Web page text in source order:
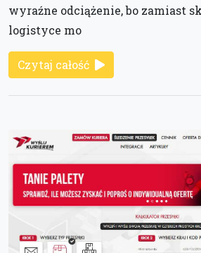
wyraźne odciążenie, bo zamiast
logistyce mo
Czytaj całość